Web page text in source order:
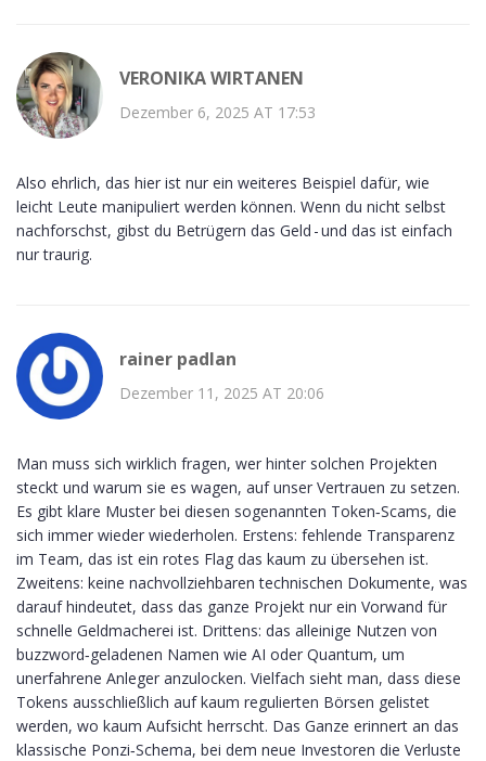
VERONIKA WIRTANEN
Dezember 6, 2025 AT 17:53
Also ehrlich, das hier ist nur ein weiteres Beispiel dafür, wie
leicht Leute manipuliert werden können. Wenn du nicht selbst
nachforschst, gibst du Betrügern das Geld - und das ist einfach
nur traurig.
rainer padlan
Dezember 11, 2025 AT 20:06
Man muss sich wirklich fragen, wer hinter solchen Projekten
steckt und warum sie es wagen, auf unser Vertrauen zu setzen.
Es gibt klare Muster bei diesen sogenannten Token‑Scams, die
sich immer wieder wiederholen. Erstens: fehlende Transparenz
im Team, das ist ein rotes Flag das kaum zu übersehen ist.
Zweitens: keine nachvollziehbaren technischen Dokumente, was
darauf hindeutet, dass das ganze Projekt nur ein Vorwand für
schnelle Geldmacherei ist. Drittens: das alleinige Nutzen von
buzzword‑geladenen Namen wie AI oder Quantum, um
unerfahrene Anleger anzulocken. Vielfach sieht man, dass diese
Tokens ausschließlich auf kaum regulierten Börsen gelistet
werden, wo kaum Aufsicht herrscht. Das Ganze erinnert an das
klassische Ponzi‑Schema, bei dem neue Investoren die Verluste